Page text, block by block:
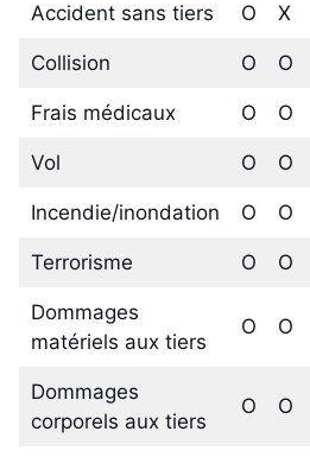
Accident sans tiers O X
Collision O O
Frais médicaux O O
Vol O O
Incendie/inondation O O
Terrorisme O O
Dommages
matériels aux tiers
O O
Dommages
corporels aux tiers
O O